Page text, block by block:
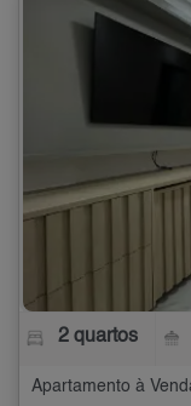
2 quartos
Apartamento à